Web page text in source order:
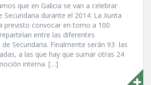
que en Galicia se van a celebrar
Secundaria durante el 2014. La Xunta
previsto convocar en torno a 100
entre las diferentes
de Secundaria. Finalmente serán 93 las
a las que hay que sumar otras 24
interna. […]